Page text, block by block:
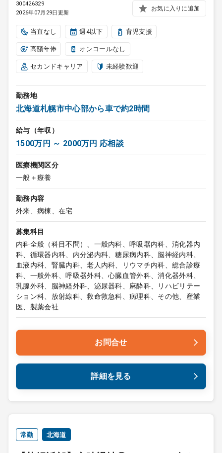
300426329
2026年07月29日更新
お気に入りに追加
当直なし 週4以下 育児支援
高額年俸 オンコールなし
セカンドキャリア 未経験歓迎
勤務地
北海道札幌市中心部から車で約2時間
給与（年収）
1500万円 ～ 2000万円 応相談
医療機関区分
一般＋療養
勤務内容
外来、病棟、在宅
募集科目
内科全般（科目不問）、一般内科、呼吸器内科、消化器内
科、循環器内科、内分泌内科、糖尿病内科、脳神経内科、
血液内科、腎臓内科、老人内科、リウマチ内科、総合診療
科、一般外科、呼吸器外科、心臓血管外科、消化器外科、
乳腺外科、脳神経外科、泌尿器科、麻酔科、リハビリテー
ション科、放射線科、救命救急科、病理科、その他、産業
医、製薬会社
お問合せ
詳細を見る
常勤 北海道